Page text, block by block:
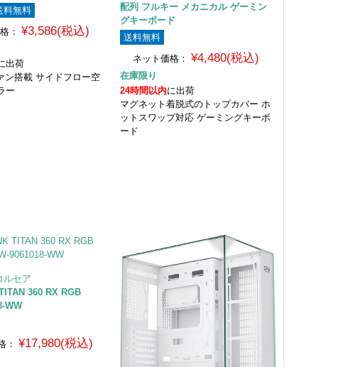
料無料
：
¥3,586(税込)
出荷
ン搭載 サイドフロー空
ー
配列 フルキー メカニカル ゲーミン
グキーボード
送料無料
ネット価格：
¥4,480(税込)
在庫限り
24時間以内に出荷
マグネット着脱式のトップカバー ホ
ットスワップ対応 ゲーミングキーボ
ード
ルセア
360 RX RGB
WW
： ¥17,980(税込)